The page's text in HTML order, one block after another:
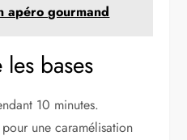
apéro gourmand
bases
10 minutes.
pour une caramélisation